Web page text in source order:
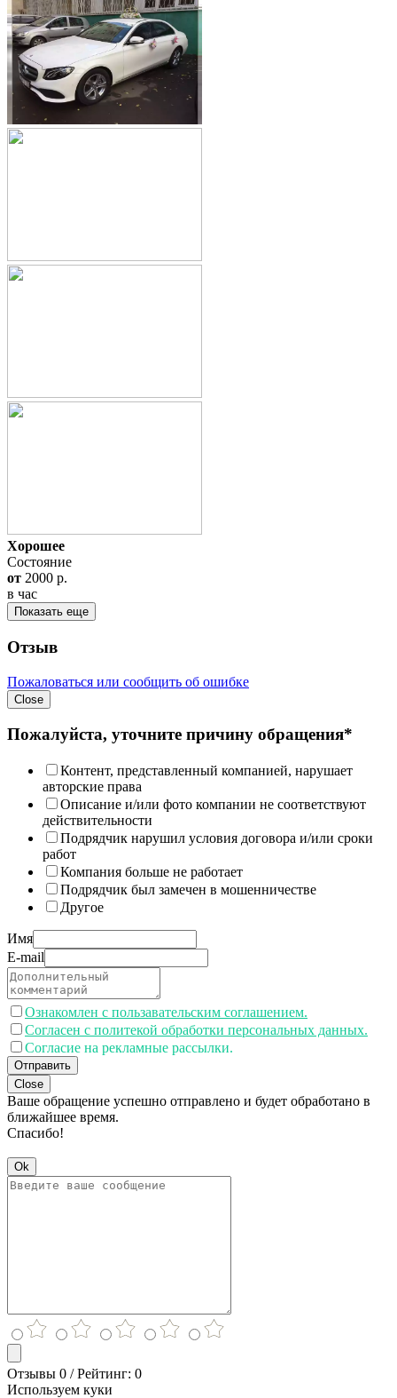
Хорошее
Состояние
от 2000 p.
в час
Показать еще
Отзыв
Пожаловаться или сообщить об ошибке
Close
Пожалуйста, уточните причину обращения*
Контент, представленный компанией, нарушает
авторские права
Описание и/или фото компании не соответствуют
действительности
Подрядчик нарушил условия договора и/или сроки
работ
Компания больше не работает
Подрядчик был замечен в мошенничестве
Другое
Имя
E-mail
Ознакомлен с пользавательским соглашением.
Согласен с политекой обработки персональных данных.
Согласие на рекламные рассылки.
Отправить
Close
Ваше обращение успешно отправлено и будет обработано в
ближайшее время.
Спасибо!
Ok
Отзывы 0 / Рейтинг: 0
Используем куки